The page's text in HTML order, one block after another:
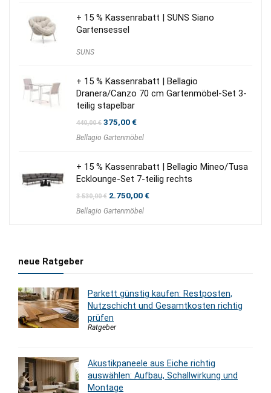
+ 15 % Kassenrabatt | SUNS Siano
Gartensessel
SUNS
+ 15 % Kassenrabatt | Bellagio
Dranera/Canzo 70 cm Gartenmöbel-Set 3-
teilig stapelbar
440,00€ Ursprünglicher
war:
375,00€Aktueller
ist:
Bellagio Gartenmöbel
+ 15 % Kassenrabatt | Bellagio Mineo/Tusa
Ecklounge-Set 7-teilig rechts
3.530,00€ Ursprünglicher
war:
2.750,00€Aktueller
Bellagio Gartenmöbel
neue Ratgeber
Parkett günstig kaufen: Restposten,
Nutzschicht und Gesamtkosten richtig
prüfen
Ratgeber
Akustikpaneele aus Eiche richtig
auswählen: Aufbau, Schallwirkung und
Montage